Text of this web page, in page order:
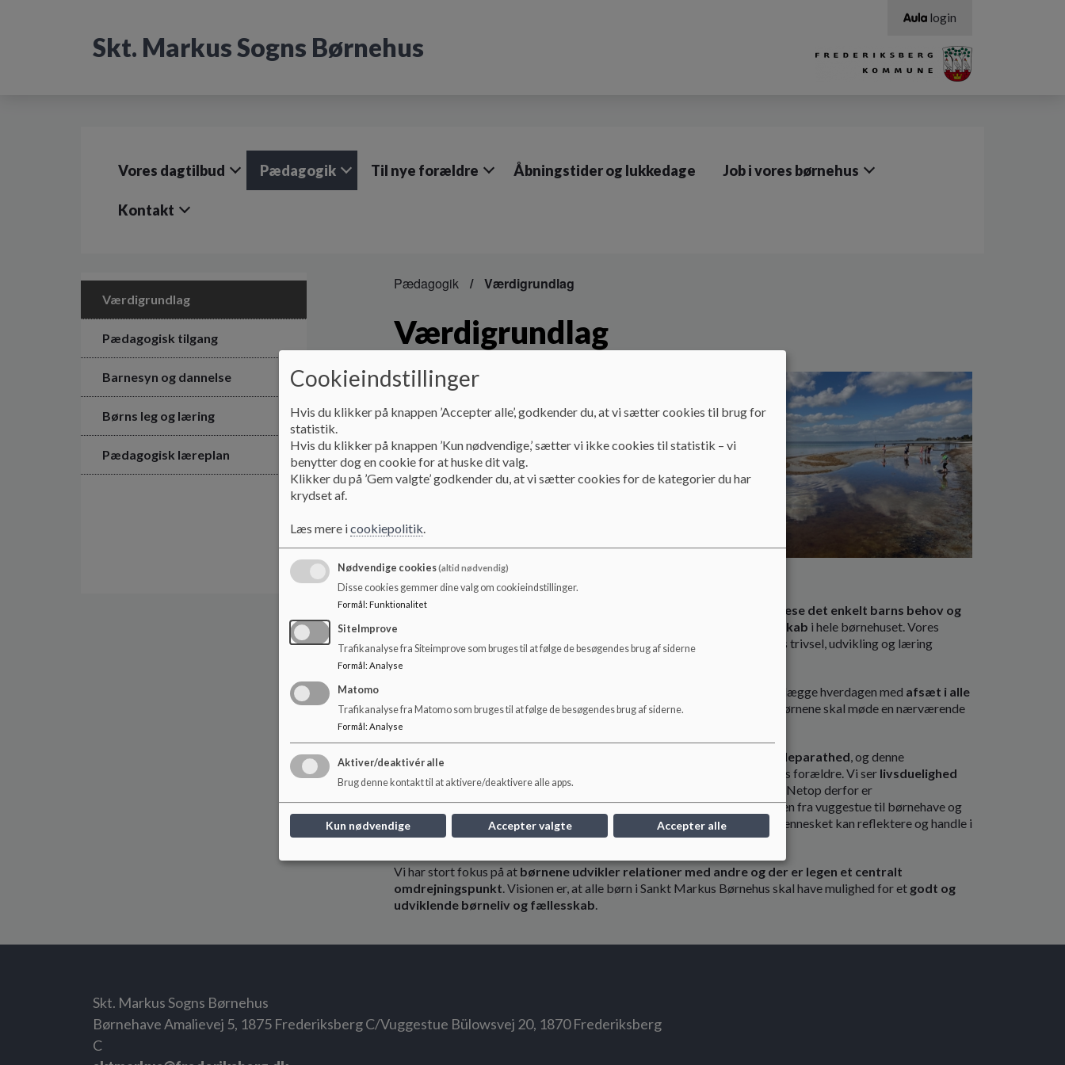
Skt. Markus Sogns Børnehus
login
Vores dagtilbud Pædagogik Til nye forældre Åbningstider og lukkedage Job i vores børnehus
Kontakt
Værdigrundlag
Pædagogisk tilgang
Barnesyn og dannelse
Børns leg og læring
Pædagogisk læreplan
Pædagogik Værdigrundlag
Værdigrundlag
Vi i Sankt Markus Børnehus tager udgangspunkt i
dagtilbudsloven samt eget værdigrundlag.
”Undervejs i barndommen vil alle børn som
udgangspunkt stifte bekendtskab med de almene
tilbud, hvorfor tilbuddene skal kunne differentiere og
Vi arbejder med en inkluderende pædagogisk praksis, hvor
barnet understøttes, sådan at uanset barnets evne, baggrund
og forudsætninger, får barnet en oplevelse af at tilhøre et
fællesskab, som de kan bidrage til.
Vi ser vigtigheden af, at den pædagogiske praksis har fokus på,
at tilgodese det enkelt barns behov og
udviklingsmuligheder
det sociale fællesskab i hele børnehuset. Vores
pædagogiske praksis planlægges som udgangspunkt, så det enkelt barns trivsel, udvikling og læring
Netop dette fordrer stor opmærksomhed fra pædagogerne til at tilrettelægge hverdagen med afsæt i alle
børnenes forskellige positioner og udviklingstrin. Samtidig med at børnene skal møde en nærværende
og kompetent voksen i øjenhøjde.
Vi arbejder målrettet med at styrke børnenes livsduelighed samt skoleparathed, og denne
pædagogiske indsats skal være i dialog og tæt samarbejde med børnenes forældre. Vi ser livsduelighed
som en vigtig kompetenceog som en forudsætning for skoleparathed. Netop derfor er
overgangsarbejdet en stor central del af vores hverdag. Både i overgangen fra vuggestue til børnehave og
fra børnehave til skolen. Vi ser livsduelighed som en kompetence til, at mennesket kan reflektere og handle i
et demokratisk og mangfoldigt samfund.
Vi har stort fokus på at børnene udvikler relationer med andre og der er legen et centralt
omdrejningspunkt. Visionen er, at alle børn i Sankt Markus Børnehus skal have mulighed for et godt og
udviklende børneliv og fællesskab.
Skt. Markus Sogns Børnehus
Børnehave Amalievej 5, 1875 Frederiksberg C/Vuggestue Bülowsvej 20, 1870 Frederiksberg
C
Cookieindstillinger
Hvis du klikker på knappen ’Accepter alle’, godkender du, at vi sætter cookies til brug for
statistik.
Hvis du klikker på knappen ’Kun nødvendige,’ sætter vi ikke cookies til statistik – vi
benytter dog en cookie for at huske dit valg.
Klikker du på ’Gem valgte’ godkender du, at vi sætter cookies for de kategorier du har
krydset af.
Læs mere icookiepolitik.
Nødvendige cookies(altid nødvendig)
Disse cookies gemmer dine valg om cookieindstillinger.
Formål : Funktionalitet
SiteImprove
Trafikanalyse fra Siteimprove som bruges til at følge de besøgendes brug af siderne
Formål : Analyse
Matomo
Trafikanalyse fra Matomo som bruges til at følge de besøgendes brug af siderne.
Formål: Analyse
Aktiver/deaktivér alle
Brug denne kontakt til at aktivere/deaktivere alle apps.
Kun nødvendige Accepter valgte Accepter alle